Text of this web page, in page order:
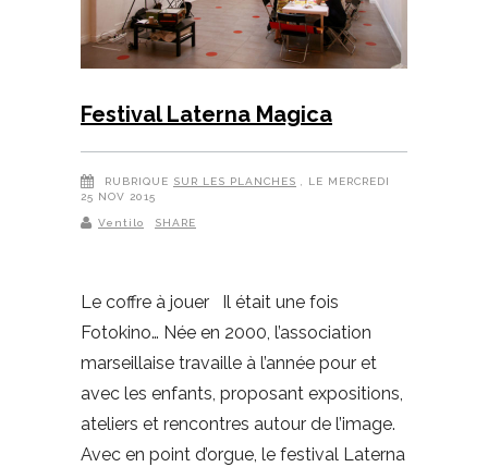
Festival Laterna Magica
RUBRIQUE SUR LES PLANCHES
, LE MERCREDI
25 NOV 2015
Ventilo SHARE
Le coffre à jouer Il était une fois
Fotokino… Née en 2000, l’association
marseillaise travaille à l’année pour et
avec les enfants, proposant expositions,
ateliers et rencontres autour de l’image.
Avec en point d’orgue, le festival Laterna